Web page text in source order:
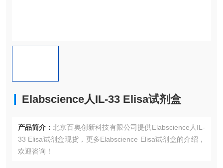
Elabscience人IL-33 Elisa试剂盒
产品简介： 北京百奥创新科技有限公司提供Elabscience人IL-
33 Elisa试剂盒现货，更多Elabscience Elisa试剂盒的介绍，
欢迎咨询！